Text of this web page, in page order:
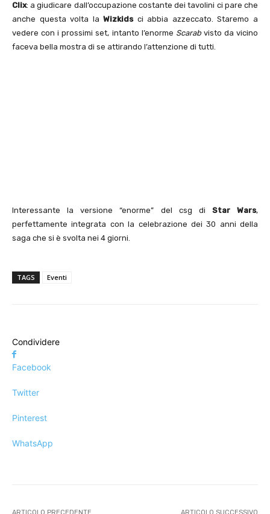
Clix: a giudicare dall’occupazione costante dei tavolini ci pare che
anche questa volta laWizkidsci abbia azzeccato. Staremo a
vedere con i prossimi set, intanto l’enorme Scarabvisto da vicino
faceva bella mostra di se attirando l’attenzione di tutti.
Interessante la versione “enorme” del csg di Star Wars,
perfettamente integrata con la celebrazione dei 30 anni della
saga che si è svolta nei 4 giorni.
TAGS Eventi
Condividere
Facebook
Twitter
Pinterest
WhatsApp